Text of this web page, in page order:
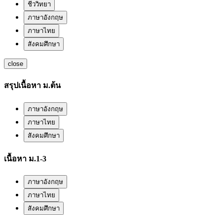
ชีววิทยา
ภาษาอังกฤษ
ภาษาไทย
สังคมศึกษา
close
สรุปเนื้อหา ม.ต้น
ภาษาอังกฤษ
ภาษาไทย
สังคมศึกษา
เนื้อหา ม.1-3
ภาษาอังกฤษ
ภาษาไทย
สังคมศึกษา